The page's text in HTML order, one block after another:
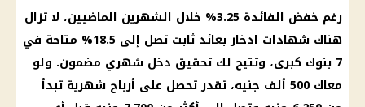
رغم خفض الفائدة 3.25% خلال الشهرين الماضيين، لا تزال
هناك شهادات ادخار بعائد ثابت تصل إلى 18.5% متاحة في
7 بنوك كبرى، وتتيح لك تحقيق دخل شهري مضمون. ولو
معاك 500 ألف جنيه، تقدر تحصل على أرباح شهرية تبدأ